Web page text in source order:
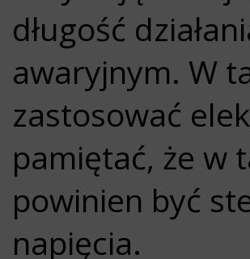
długość
awaryjnym. W
zastosować
pamiętać, że w
powinien być
napięcia.